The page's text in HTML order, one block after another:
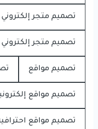
تصميم متجر إلكتروني
تصميم متجر
تصميم مواقع
تصميم مواقع
تصميم مواقع احترافية